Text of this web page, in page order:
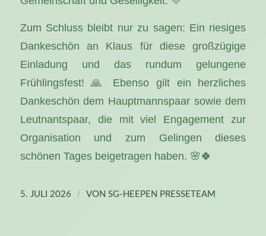
Zum Schluss bleibt nur zu sagen: Ein riesiges
Dankeschön an Klaus für diese großzügige
Einladung und das rundum gelungene
Frühlingsfest! 🙏 Ebenso gilt ein herzliches
Dankeschön dem Hauptmannspaar sowie dem
Leutnantspaar, die mit viel Engagement zur
Organisation und zum Gelingen dieses
schönen Tages beigetragen haben. 🌸🍀
5. JULI 2026 / VON SG-HEEPEN PRESSETEAM